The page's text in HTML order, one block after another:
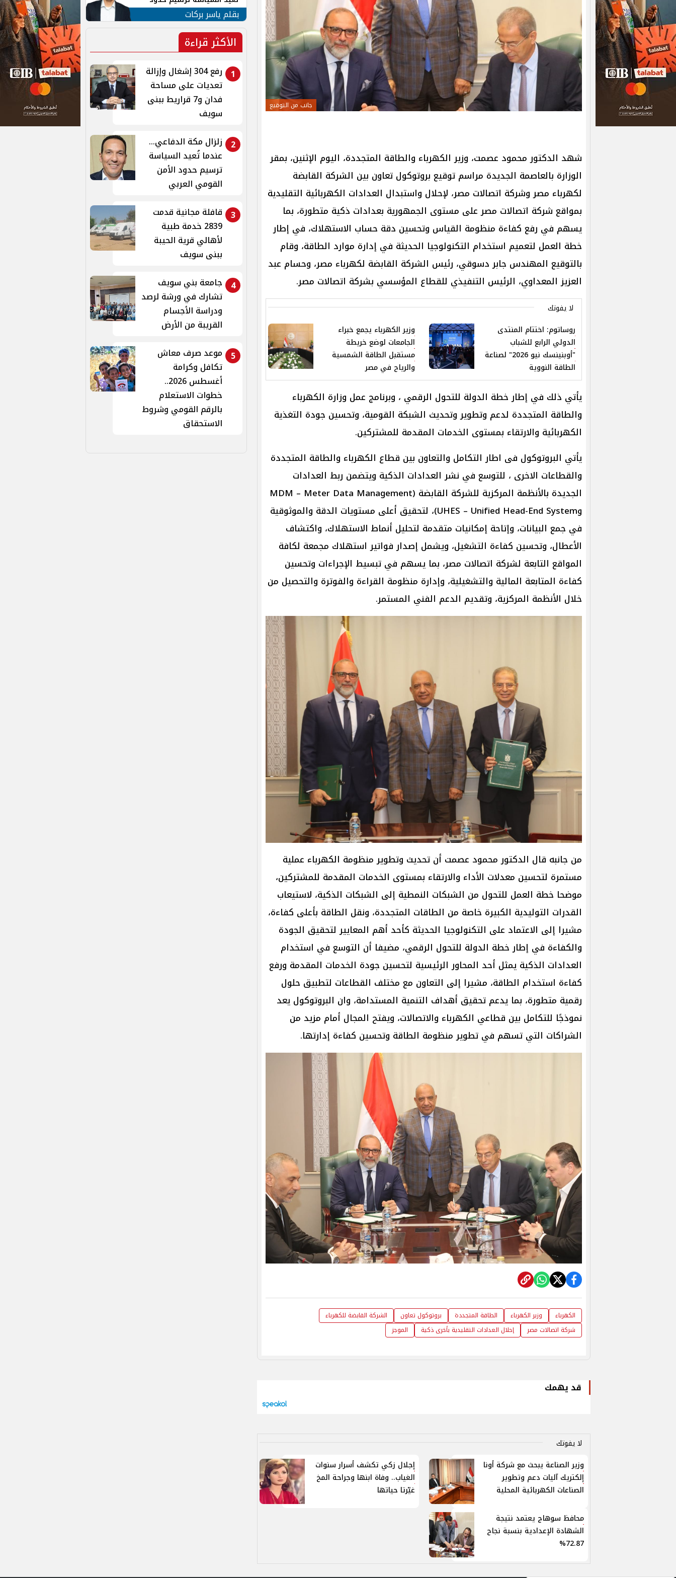
جانب من التوقيع
شهد الدكتور محمود عصمت، وزير الكهرباء والطاقة المتجددة، اليوم الإثنين، بمقر
الوزارة بالعاصمة الجديدة مراسم توقيع بروتوكول تعاون بين الشركة القابضة
لكهرباء مصر وشركة اتصالات مصر، لإحلال واستبدال العدادات الكهربائية التقليدية
بمواقع شركة اتصالات مصر على مستوى الجمهورية بعدادات ذكية متطورة، بما
يسهم في رفع كفاءة منظومة القياس وتحسين دقة حساب الاستهلاك، في إطار
خطة العمل لتعميم استخدام التكنولوجيا الحديثة في إدارة موارد الطاقة، وقام
بالتوقيع المهندس جابر دسوقي، رئيس الشركة القابضة لكهرباء مصر، وحسام عبد
العزيز المعداوي، الرئيس التنفيذي للقطاع المؤسسي بشركة اتصالات مصر.
لا يفوتك
روساتوم: اختتام المنتدى
الدولي الرابع للشباب
"أوبنينسك نيو 2026" لصناعة
الطاقة النووية
وزير الكهرباء يجمع خبراء
الجامعات لوضع خريطة
مستقبل الطاقة الشمسية
والرياح في مصر
يأتي ذلك في إطار خطة الدولة للتحول الرقمي ، وبرنامج عمل وزارة الكهرباء
والطاقة المتجددة لدعم وتطوير وتحديث الشبكة القومية، وتحسين جودة التغذية
الكهربائية والارتقاء بمستوى الخدمات المقدمة للمشتركين.
يأتي البروتوكول فى اطار التكامل والتعاون بين قطاع الكهرباء والطاقة المتجددة
والقطاعات الاخرى ، للتوسع في نشر العدادات الذكية ويتضمن ربط العدادات
الجديدة بالأنظمة المركزية للشركة القابضة (MDM – Meter Data Management
وUHES – Unified Head-End System)، لتحقيق أعلى مستويات الدقة والموثوقية
في جمع البيانات، وإتاحة إمكانيات متقدمة لتحليل أنماط الاستهلاك، واكتشاف
الأعطال، وتحسين كفاءة التشغيل، ويشمل إصدار فواتير استهلاك مجمعة لكافة
المواقع التابعة لشركة اتصالات مصر، بما يسهم في تبسيط الإجراءات وتحسين
كفاءة المتابعة المالية والتشغيلية، وإدارة منظومة القراءة والفوترة والتحصيل من
خلال الأنظمة المركزية، وتقديم الدعم الفني المستمر.
من جانبه قال الدكتور محمود عصمت أن تحديث وتطوير منظومة الكهرباء عملية
مستمرة لتحسين معدلات الأداء والارتقاء بمستوى الخدمات المقدمة للمشتركين،
موضحا خطة العمل للتحول من الشبكات النمطية إلى الشبكات الذكية، لاستيعاب
القدرات التوليدية الكبيرة خاصة من الطاقات المتجددة، ونقل الطاقة بأعلى كفاءة،
مشيرا إلى الاعتماد على التكنولوجيا الحديثة كأحد أهم المعايير لتحقيق الجودة
والكفاءة في إطار خطة الدولة للتحول الرقمي، مضيفا أن التوسع في استخدام
العدادات الذكية يمثل أحد المحاور الرئيسية لتحسين جودة الخدمات المقدمة ورفع
كفاءة استخدام الطاقة، مشيرا إلى التعاون مع مختلف القطاعات لتطبيق حلول
رقمية متطورة، بما يدعم تحقيق أهداف التنمية المستدامة، وان البروتوكول يعد
نموذجًا للتكامل بين قطاعي الكهرباء والاتصالات، ويفتح المجال أمام مزيد من
الشراكات التي تسهم في تطوير منظومة الطاقة وتحسين كفاءة إدارتها.
الكهرباء وزير الكهرباء الطاقة المتجددة بروتوكول تعاون
الشركة القابضة للكهرباء
شركة اتصالات مصر
إحلال العدادات التقليدية بأخرى ذكية الموجز
قد يهمك
لا يفوتك
وزير الصناعة يبحث مع شركة أونا
إلكتريك آليات دعم وتطوير
الصناعات الكهربائية المحلية
إجلال زكي تكشف أسرار سنوات
الغياب.. وفاة ابنها وجراحة المخ
غيّرتا حياتها
محافظ سوهاج يعتمد نتيجة
الشهادة الإعدادية بنسبة نجاح
72.87%
الأمن القومي العربي
بقلم ياسر بركات
الأكثر قراءة
1
رفع 304 إشغال وإزالة
تعديات على مساحة
فدان و7 قراريط ببنى
سويف
2
زلزال مكة الدفاعي...
عندما تُعيد السياسة
ترسيم حدود الأمن
القومي العربي
3 قافلة مجانية قدمت
2839 خدمة طبية
لأهالي قرية الحيبة
ببنى سويف
4
جامعة بني سويف
تشارك في ورشة لرصد
ودراسة الأجسام
القريبة من الأرض
5
موعد صرف معاش
تكافل وكرامة
أغسطس 2026..
خطوات الاستعلام
بالرقم القومي وشروط
الاستحقاق